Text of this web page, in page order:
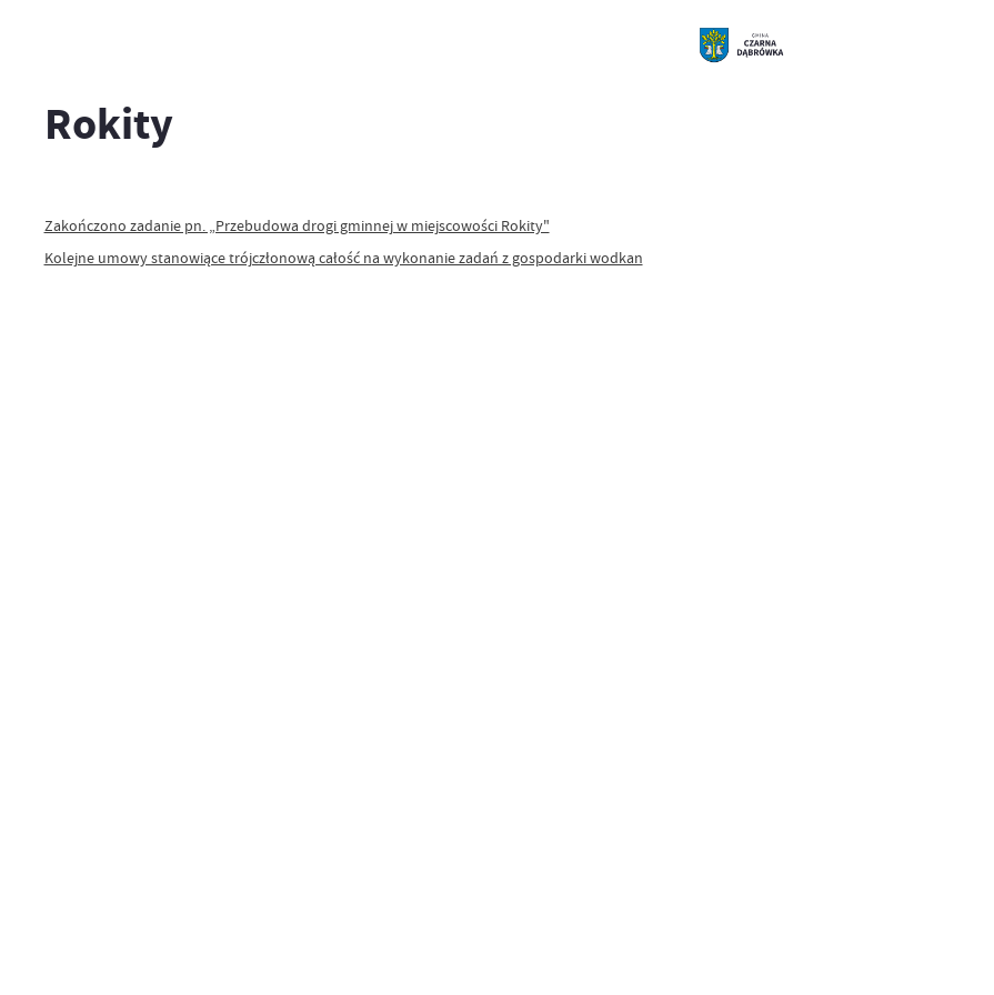
Rokity
Zakończono zadanie pn. „Przebudowa drogi gminnej w miejscowości Rokity"
Kolejne umowy stanowiące trójczłonową całość na wykonanie zadań z gospodarki wodkan